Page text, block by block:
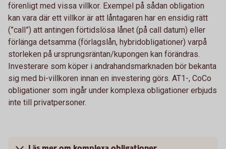
förenligt med vissa villkor. Exempel på sådan obligation
kan vara där ett villkor är att låntagaren har en ensidig rätt
(”call”) att antingen förtidslösa lånet (på call datum) eller
förlänga detsamma (förlagslån, hybridobligationer) varpå
storleken på ursprungsräntan/kupongen kan förändras.
Investerare som köper i andrahandsmarknaden bör bekanta
sig med bi-villkoren innan en investering görs. AT1-, CoCo
obligationer som ingår under komplexa obligationer erbjuds
inte till privatpersoner.